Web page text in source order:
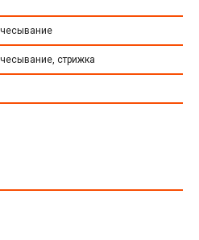
стрижка